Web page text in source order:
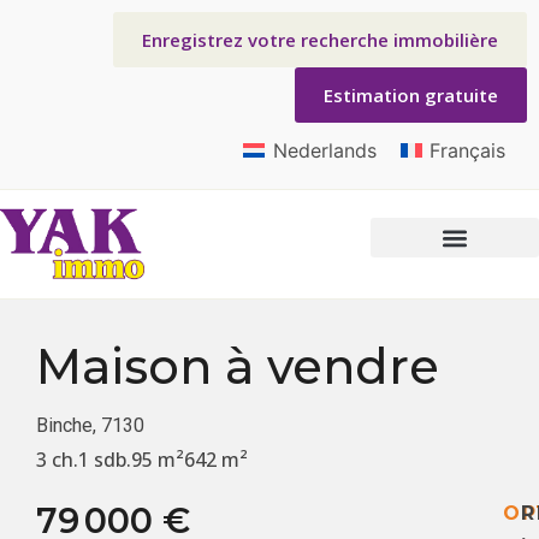
Enregistrez votre recherche immobilière
Estimation gratuite
Nederlands Français
Maison à vendre
Binche, 7130
3 ch.1 sdb.95 m²642 m²
79 000 €